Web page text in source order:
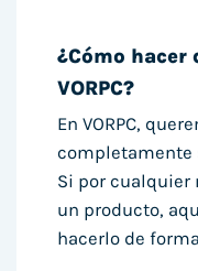
¿Cómo hacer
VORPC?
En VORPC,
completamente
Si por cualquier
un producto,
hacerlo de